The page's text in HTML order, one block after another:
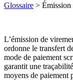
Glossaire > Émission
L’émission de
ordonne le transfert
mode de paiement
garantit une
moyens de paiement